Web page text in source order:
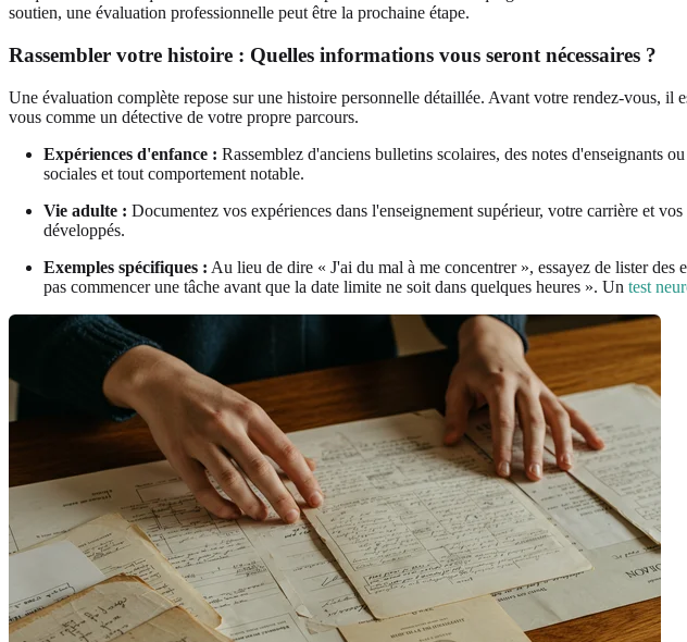
soutien, une évaluation professionnelle peut être la prochaine étape.
Rassembler votre histoire : Quelles informations vous seront nécessaires ?
Une évaluation complète repose sur une histoire personnelle détaillée. Avant votre rendez-vous,
vous comme un détective de votre propre parcours.
Expériences d'enfance : Rassemblez d'anciens bulletins scolaires, des notes d'enseignants
sociales et tout comportement notable.
Vie adulte : Documentez vos expériences dans l'enseignement supérieur, votre carrière et
développés.
Exemples spécifiques : Au lieu de dire « J'ai du mal à me concentrer », essayez de lister
pas commencer une tâche avant que la date limite ne soit dans quelques heures ». Un test